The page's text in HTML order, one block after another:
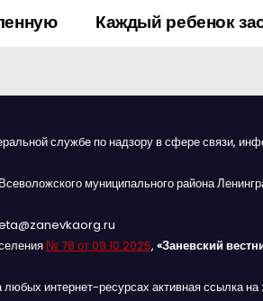
Каждый ребенок
службе по надзору в сфере связи,
муниципального района
№ 78 от 09.10.2025, «Заневский
любых интернет-ресурсах активная ссылка